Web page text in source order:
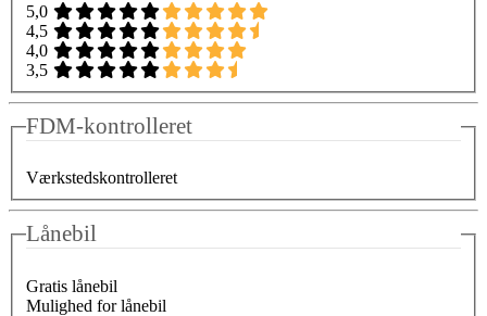
5,0
4,5
4,0
3,5
FDM-kontrolleret
Værkstedskontrolleret
Lånebil
Gratis lånebil
Mulighed for lånebil